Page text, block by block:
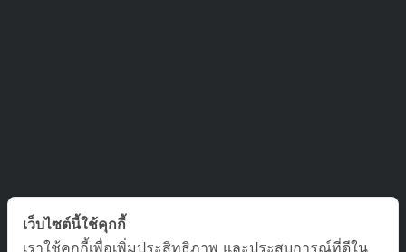
ติดต่อเรา
เว็บไซต์นี้ใช้คุกกี้
เราใช้คุกกี้เพื่อเพิ่มประสิทธิภาพ และประสบการณ์ที่ดีใน